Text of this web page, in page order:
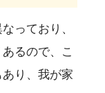
っており、
るので、こ
り、我が家